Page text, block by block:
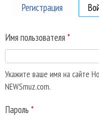
Регистрация
Имя пользователя *
Укажите ваше имя на сайте
NEWSmuz.com.
Пароль *